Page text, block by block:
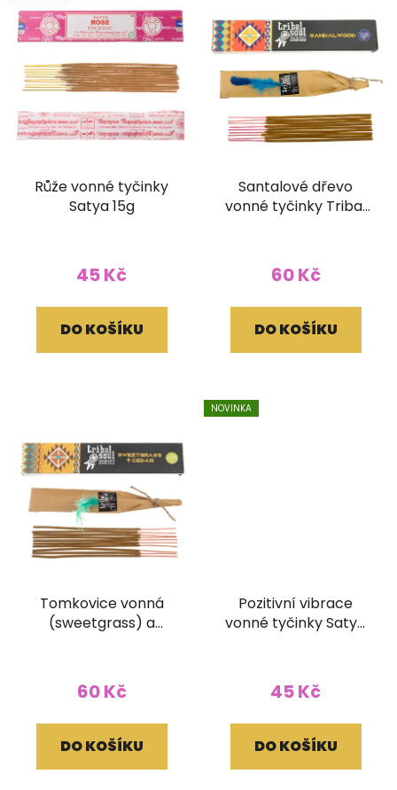
Růže vonné tyčinky
Satya 15g
45 Kč
DO KOŠÍKU
Santalové dřevo
vonné tyčinky Tribal
60 Kč
DO KOŠÍKU
Tomkovice vonná
(sweetgrass) a
60 Kč
DO KOŠÍKU
NOVINKA
Pozitivní vibrace
vonné tyčinky Satya
45 Kč
DO KOŠÍKU